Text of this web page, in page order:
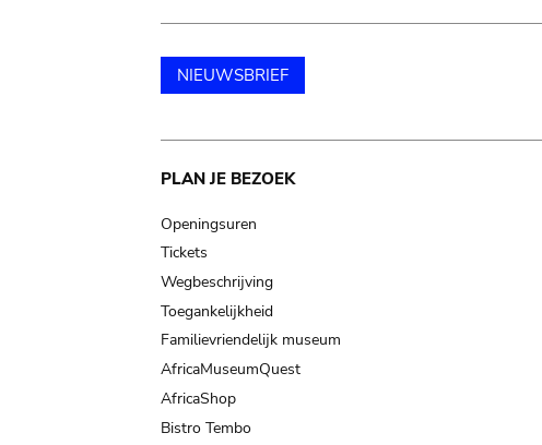
NIEUWSBRIEF
Main
navigation
PLAN JE BEZOEK
Openingsuren
Tickets
Wegbeschrijving
Toegankelijkheid
Familievriendelijk museum
AfricaMuseumQuest
AfricaShop
Bistro Tembo